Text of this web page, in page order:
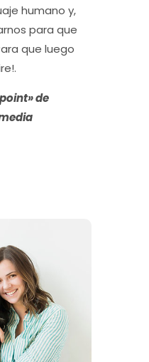
humano y,
para que
que luego
de